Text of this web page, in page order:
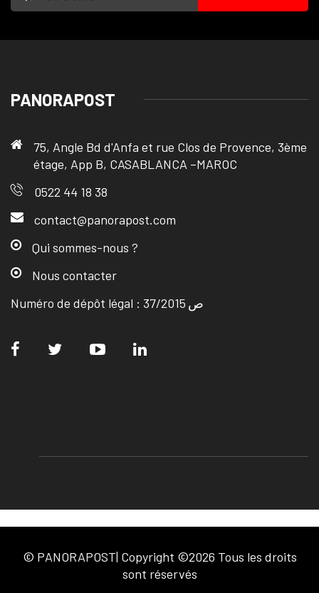
PANORAPOST
75, Angle Bd d'Anfa et rue Clos de Provence, 3ème
étage, App B, CASABLANCA –MAROC
0522 44 18 38
contact@panorapost.com
Qui sommes-nous ?
Nous contacter
Numéro de dépôt légal : ص 37/2015
© PANORAPOST| Copyright ©2026 Tous les droits
sont réservés